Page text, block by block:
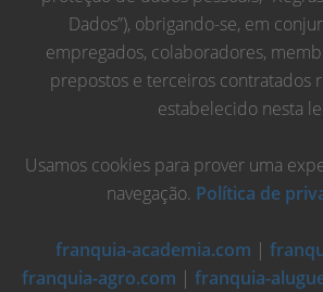
Dados”), obrigando-se, em
empregados, colaboradores,
prepostos e terceiros contratados
estabelecido nesta
Usamos cookies para prover uma
navegação. Política de
franquia-academia.com |
franquia-agro.com | franquia-